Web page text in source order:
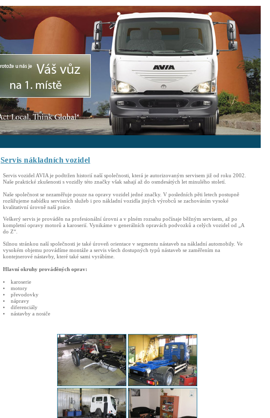
Servis nákladních vozidel
Servis vozidel AVIA je podtržen historií naší společnosti, která je autorizovaným servisem již od roku 2002.
Naše praktické zkušenosti s vozidly této značky však sahají až do osmdesátých let minulého století.
Naše společnost se nezaměřuje pouze na opravy vozidel jedné značky. V posledních pěti letech postupně
rozšiřujeme nabídku servisních služeb i pro nákladní vozidla jiných výrobců se zachováním vysoké
kvalitativní úrovně naší práce.
Veškerý servis je prováděn na profesionální úrovni a v plném rozsahu počínaje běžným servisem, až po
kompletní opravy motorů a karoserií. Vynikáme v generálních opravách podvozků a celých vozidel od „A
do Z“.
Silnou stránkou naší společnosti je také úroveň orientace v segmentu nástaveb na nákladní automobily. Ve
vysokém objemu provádíme montáže a servis všech dostupných typů nástaveb se zaměřením na
kontejnerové nástavby, které také sami vyrábíme.
Hlavní okruhy prováděných oprav:
• karoserie
• motory
• převodovky
• nápravy
• diferenciály
• nástavby a nosiče